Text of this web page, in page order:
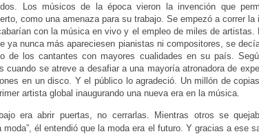
Los músicos de la época vieron la invención que
como una amenaza para su trabajo. Se empezó a correr la
con la música en vivo y el empleo de miles de artistas.
ya nunca más apareciesen pianistas ni compositores, se
de los cantantes con mayores cualidades en su país.
cuando se atreve a desafiar a una mayoría atronadora de
en un disco. Y el público lo agradeció. Un millón de
artista global inaugurando una nueva era en la música.
era abrir puertas, no cerrarlas. Mientras otros se
moda”, él entendió que la moda era el futuro. Y gracias a ese